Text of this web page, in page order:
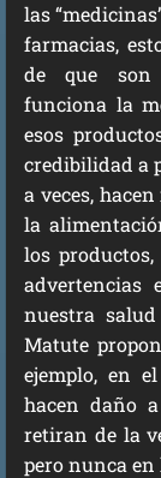
las
farmacias,
de que son
funciona la
esos
credibilidad a
a veces,
la
los
advertencias
nuestra
Matute
ejemplo, en
hacen daño
retiran de la
pero nunca en